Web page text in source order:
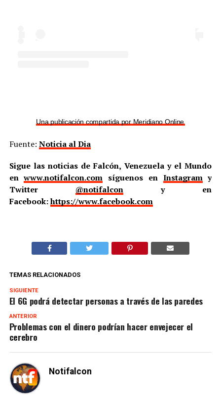
Una publicación compartida por Meridiano Online
Fuente: Noticia al Dia
Sigue las noticias de Falcón, Venezuela y el Mundo
enwww.notifalcon.com síguenos en Instagramy
Twitter @notifalcony en
Facebook:https://www.facebook.com
TEMAS RELACIONADOS
SIGUIENTE
El 6G podrá detectar personas a través de las paredes
ANTERIOR
Problemas con el dinero podrían hacer envejecer el
cerebro
Notifalcon